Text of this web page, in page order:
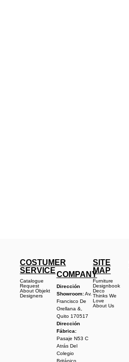
COSTUMER
SERVICE
Catalogue
Request
About Objekt
Designers
COMPANY
Dirección
Showroom:Av.
Francisco De
Orellana &,
Quito 170517
Dirección
Fábrica:
Pasaje N53 C
Atrás Del
Colegio
Británico
SITE
MAP
Furniture
Designbook
Deco
Thinks We
Love
About Us